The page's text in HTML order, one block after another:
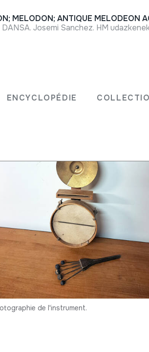
ENCYCLOPÉDIE
DANSA. Josemi Sanchez. HM
de l'instrument.